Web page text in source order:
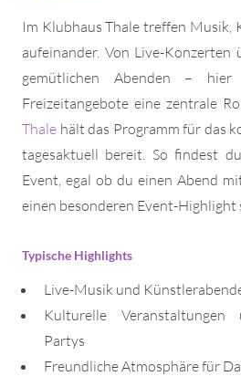
Im Klubhaus Thale treffen Musik,
aufeinander. Von Live-Konzerten
gemütlichen Abenden –
Freizeitangebote eine zentrale
Thale hält das Programm für das
tagesaktuell bereit. So findest
Event, egal ob du einen Abend
einen besonderen Event-Highlight
Typische Highlights
Live-Musik und
Kulturelle Veranstaltungen
Partys
Freundliche Atmosphäre für